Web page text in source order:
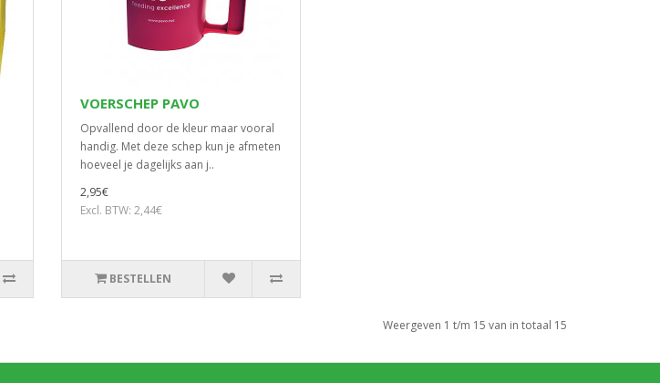
VOERSCHEP PAVO
Opvallend door de kleur maar vooral
handig. Met deze schep kun je afmeten
hoeveel je dagelijks aan j..
2,95€
Excl. BTW: 2,44€
BESTELLEN
Weergeven 1 t/m 15 van in totaal 15